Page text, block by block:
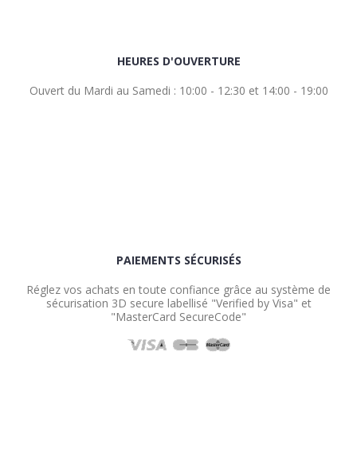
HEURES D'OUVERTURE
Ouvert du Mardi au Samedi : 10:00 - 12:30 et 14:00 - 19:00
PAIEMENTS SÉCURISÉS
Réglez vos achats en toute confiance grâce au système de
sécurisation 3D secure labellisé "Verified by Visa" et
"MasterCard SecureCode"